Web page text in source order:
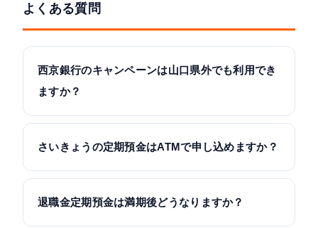
よくある質問
西京銀行のキャンペーンは山口県外でも利用でき
ますか？
さいきょうの定期預金はATMで申し込めますか？
退職金定期預金は満期後どうなりますか？